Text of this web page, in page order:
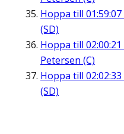
Hoppa till 01:59:07
(SD)
Hoppa till 02:00:21
Petersen (C)
Hoppa till 02:02:33
(SD)